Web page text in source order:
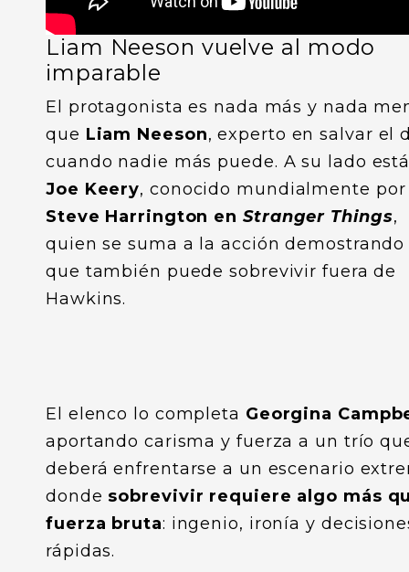
Liam Neeson vuelve al modo
imparable
El protagonista es nada más y nada
que Liam Neeson, experto en salvar el
cuando nadie más puede. A su lado
Joe Keery, conocido mundialmente por
Steve Harrington en Stranger Things,
quien se suma a la acción demostrando
que también puede sobrevivir fuera de
Hawkins.
El elenco lo completa Georgina
aportando carisma y fuerza a un trío
deberá enfrentarse a un escenario
donde sobrevivir requiere algo más
fuerza bruta: ingenio, ironía y
rápidas.